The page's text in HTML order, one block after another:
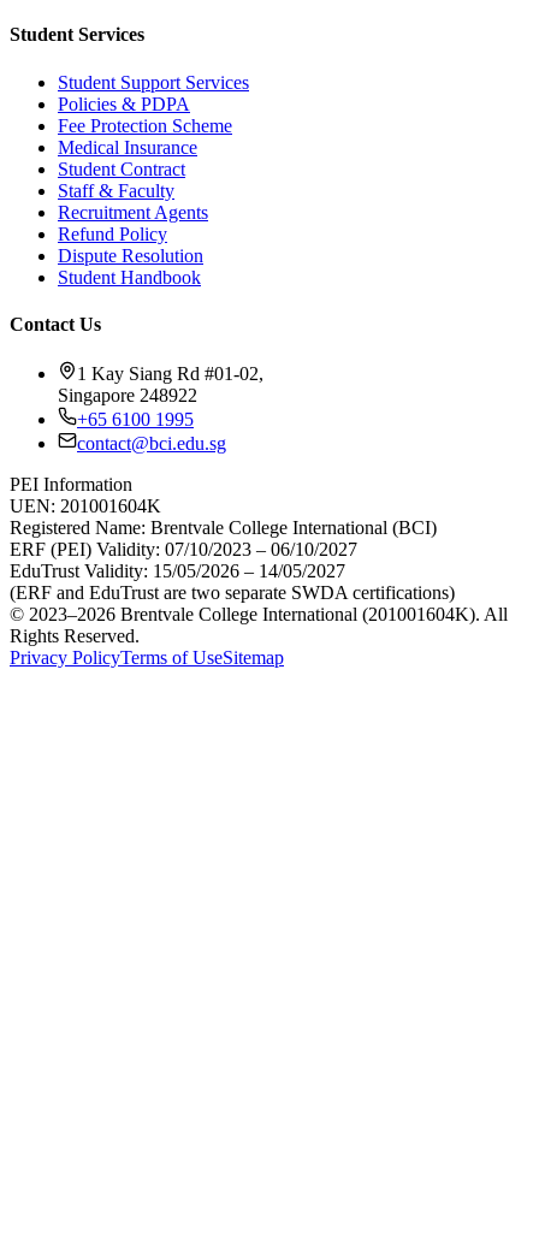
Student Services
Student Support Services
Policies & PDPA
Fee Protection Scheme
Medical Insurance
Student Contract
Staff & Faculty
Recruitment Agents
Refund Policy
Dispute Resolution
Student Handbook
Contact Us
1 Kay Siang Rd #01-02,
Singapore 248922
+65 6100 1995
contact@bci.edu.sg
PEI Information
UEN: 201001604K
Registered Name: Brentvale College International (BCI)
ERF (PEI) Validity: 07/10/2023 – 06/10/2027
EduTrust Validity: 15/05/2026 – 14/05/2027
(ERF and EduTrust are two separate SWDA certifications)
© 2023–2026 Brentvale College International (201001604K). All
Rights Reserved.
Privacy PolicyTerms of UseSitemap